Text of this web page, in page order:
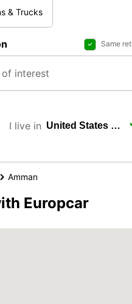
& Trucks
Same
I live in
Amman
Europcar